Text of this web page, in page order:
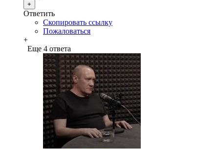
+
Ответить
Скопировать ссылку
Пожаловаться
+
Еще 4 ответа